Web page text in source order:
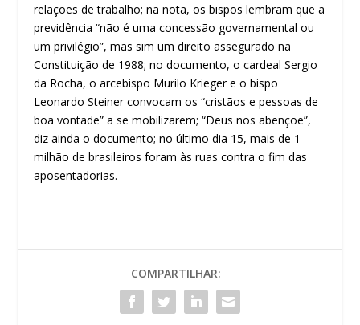
relações de trabalho; na nota, os bispos lembram que a
previdência “não é uma concessão governamental ou
um privilégio”, mas sim um direito assegurado na
Constituição de 1988; no documento, o cardeal Sergio
da Rocha, o arcebispo Murilo Krieger e o bispo
Leonardo Steiner convocam os “cristãos e pessoas de
boa vontade” a se mobilizarem; “Deus nos abençoe”,
diz ainda o documento; no último dia 15, mais de 1
milhão de brasileiros foram às ruas contra o fim das
aposentadorias.
COMPARTILHAR: